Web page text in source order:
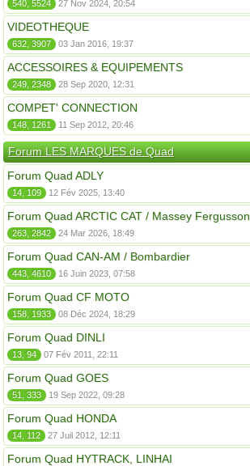
540, 5524 27 Nov 2024, 20:54
VIDEOTHEQUE
632, 3907 03 Jan 2016, 19:37
ACCESSOIRES & EQUIPEMENTS
249, 2348 28 Sep 2020, 12:31
COMPET' CONNECTION
148, 1261 11 Sep 2012, 20:46
Forum LES MARQUES de Quad
Forum Quad ADLY
14, 109 12 Fév 2025, 13:40
Forum Quad ARCTIC CAT / Massey Fergusson
263, 2842 24 Mar 2026, 18:49
Forum Quad CAN-AM / Bombardier
443, 4610 16 Juin 2023, 07:58
Forum Quad CF MOTO
158, 1933 08 Déc 2024, 18:29
Forum Quad DINLI
13, 94 07 Fév 2011, 22:11
Forum Quad GOES
51, 333 19 Sep 2022, 09:28
Forum Quad HONDA
14, 112 27 Juil 2012, 12:11
Forum Quad HYTRACK, LINHAI